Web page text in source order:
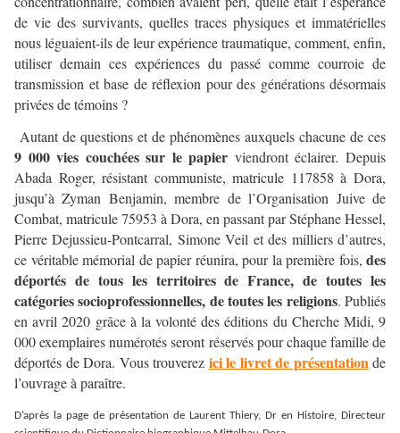
de vie des survivants, quelles traces physiques et immatérielles
nous léguaient-ils de leur expérience traumatique, comment, enfin,
utiliser demain ces expériences du passé comme courroie de
transmission et base de réflexion pour des générations désormais
privées de témoins ?
Autant de questions et de phénomènes auxquels chacune de ces
9 000 vies couchées sur le papier viendront éclairer. Depuis
Abada Roger, résistant communiste, matricule 117858 à Dora,
jusqu’à Zyman Benjamin, membre de l’Organisation Juive de
Combat, matricule 75953 à Dora, en passant par Stéphane Hessel,
Pierre Dejussieu-Pontcarral, Simone Veil et des milliers d’autres,
ce véritable mémorial de papier réunira, pour la première fois, des
déportés de tous les territoires de France, de toutes les
catégories socioprofessionnelles, de toutes les religions. Publiés
en avril 2020 grâce à la volonté des éditions du Cherche Midi, 9
000 exemplaires numérotés seront réservés pour chaque famille de
déportés de Dora. Vous trouverez ici le livret de présentation de
l’ouvrage à paraître.
D’après la page de présentation de Laurent Thiery, Dr en Histoire, Directeur